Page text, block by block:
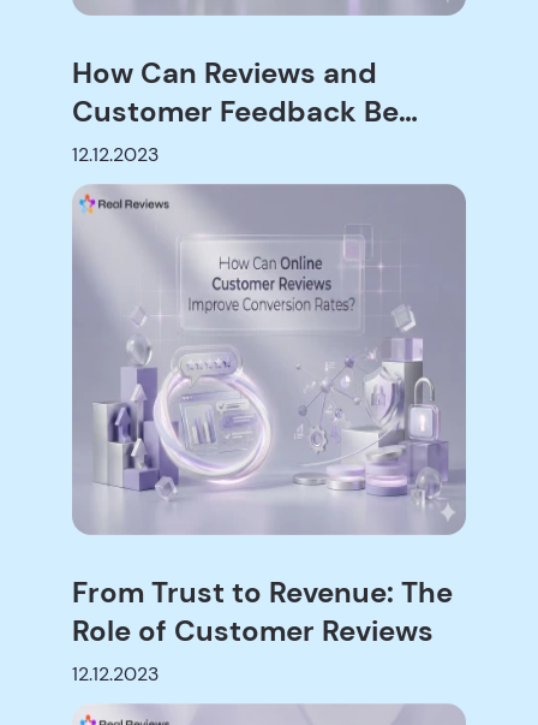
How Can Reviews and
Customer Feedback Be
Integrated into Sales and
Marketing?
12.12.2023
From Trust to Revenue: The
Role of Customer Reviews
12.12.2023